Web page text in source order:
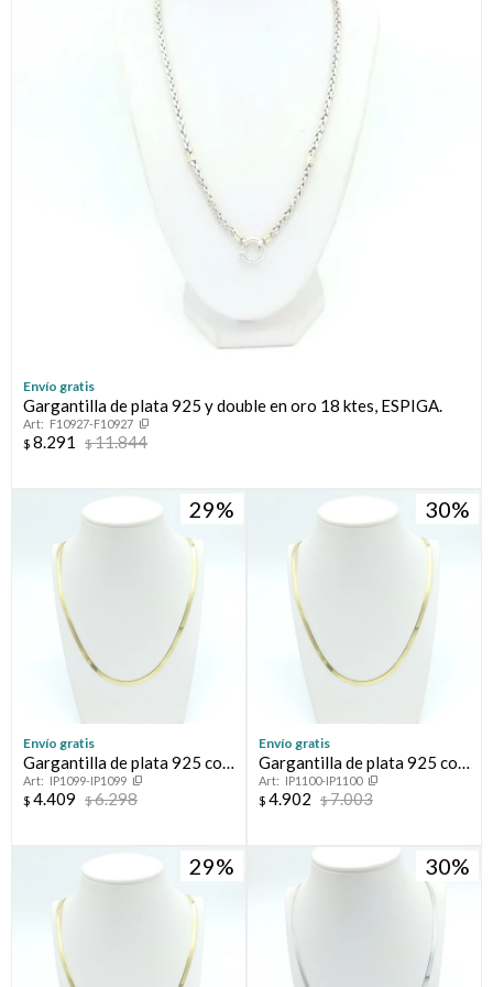
Envío gratis
Gargantilla de plata 925 y double en oro 18 ktes, ESPIGA.
F10927-F10927
$ 8.291 $11.844
29
Envío gratis
Gargantilla de plata 925 con
baño de oro amarillo.
IP1099-IP1099
$ 4.409 $6.298
30
Envío gratis
Gargantilla de plata 925 con
baño de oro amarillo.
IP1100-IP1100
$ 4.902 $7.003
29 30